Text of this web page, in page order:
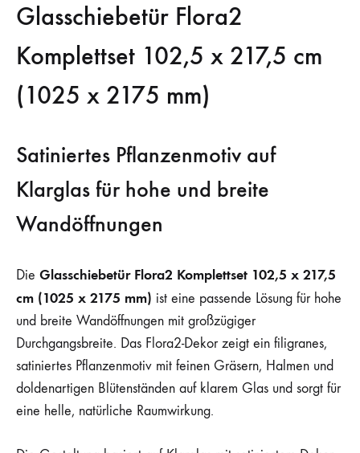
Glasschiebetür Flora2
Komplettset 102,5 x 217,5 cm
(1025 x 2175 mm)
Satiniertes Pflanzenmotiv auf
Klarglas für hohe und breite
Wandöffnungen
Die Glasschiebetür Flora2 Komplettset 102,5 x 217,5
cm (1025 x 2175 mm) ist eine passende Lösung für hohe
und breite Wandöffnungen mit großzügiger
Durchgangsbreite. Das Flora2-Dekor zeigt ein filigranes,
satiniertes Pflanzenmotiv mit feinen Gräsern, Halmen und
doldenartigen Blütenständen auf klarem Glas und sorgt für
eine helle, natürliche Raumwirkung.